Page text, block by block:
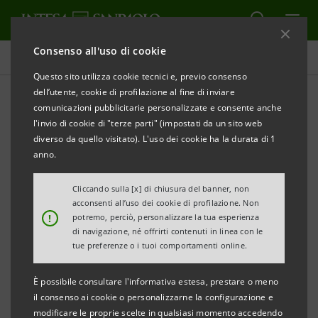
Consenso all'uso di cookie
Questo sito utilizza cookie tecnici e, previo consenso
dell’utente, cookie di profilazione al fine di inviare
comunicazioni pubblicitarie personalizzate e consente anche
l'invio di cookie di "terze parti" (impostati da un sito web
diverso da quello visitato). L'uso dei cookie ha la durata di 1
anno.
!
Cliccando sulla [x] di chiusura del banner, non
acconsenti all’uso dei cookie di profilazione. Non
potremo, perciò, personalizzare la tua esperienza
di navigazione, né offrirti contenuti in linea con le
tue preferenze o i tuoi comportamenti online.
È possibile consultare l'informativa estesa, prestare o meno
il consenso ai cookie o personalizzarne la configurazione e
modificare le proprie scelte in qualsiasi momento accedendo
Comunicati stampa
STAMPA AGGIORNA
INTESA SANPAOLO: CALENDARIO FINANZIARIO
2013
Torino, Milano, 15 gennaio 2013- Intesa Sanpaolo
comunica il seguente calendario finanziario per
l’esercizio 2013, le cui date sono soggette a possibili
cambiamenti: